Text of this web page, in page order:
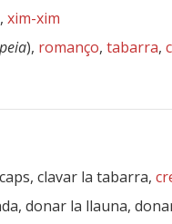
xim-xim
), romanço, tabarra,
clavar la tabarra,
donar la llauna,